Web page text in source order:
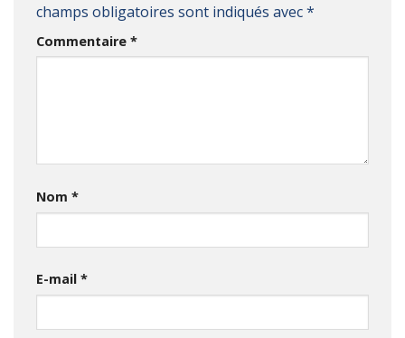
champs obligatoires sont indiqués avec*
Commentaire *
Nom *
E-mail *